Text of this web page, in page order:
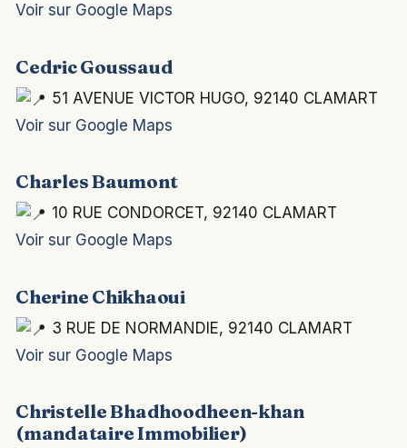
Voir sur Google Maps
Cedric Goussaud
51 AVENUE VICTOR HUGO, 92140 CLAMART
Voir sur Google Maps
Charles Baumont
10 RUE CONDORCET, 92140 CLAMART
Voir sur Google Maps
Cherine Chikhaoui
3 RUE DE NORMANDIE, 92140 CLAMART
Voir sur Google Maps
Christelle Bhadhoodheen-khan
(mandataire Immobilier)